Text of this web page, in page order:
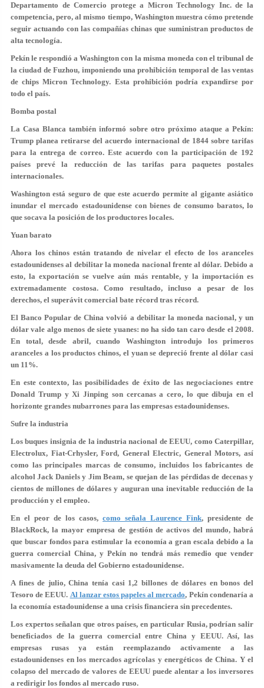
Departamento de Comercio protege a Micron Technology Inc. de la
competencia, pero, al mismo tiempo, Washington muestra cómo pretende
seguir actuando con las compañías chinas que suministran productos de
alta tecnología.
Pekín le respondió a Washington con la misma moneda con el tribunal de
la ciudad de Fuzhou, imponiendo una prohibición temporal de las ventas
de chips Micron Technology. Esta prohibición podría expandirse por
todo el país.
Bomba postal
La Casa Blanca también informó sobre otro próximo ataque a Pekín:
Trump planea retirarse del acuerdo internacional de 1844 sobre tarifas
para la entrega de correo. Este acuerdo con la participación de 192
países prevé la reducción de las tarifas para paquetes postales
internacionales.
Washington está seguro de que este acuerdo permite al gigante asiático
inundar el mercado estadounidense con bienes de consumo baratos, lo
que socava la posición de los productores locales.
Yuan barato
Ahora los chinos están tratando de nivelar el efecto de los aranceles
estadounidenses al debilitar la moneda nacional frente al dólar. Debido a
esto, la exportación se vuelve aún más rentable, y la importación es
extremadamente costosa. Como resultado, incluso a pesar de los
derechos, el superávit comercial bate récord tras récord.
El Banco Popular de China volvió a debilitar la moneda nacional, y un
dólar vale algo menos de siete yuanes: no ha sido tan caro desde el 2008.
En total, desde abril, cuando Washington introdujo los primeros
aranceles a los productos chinos, el yuan se depreció frente al dólar casi
un 11%.
En este contexto, las posibilidades de éxito de las negociaciones entre
Donald Trump y Xi Jinping son cercanas a cero, lo que dibuja en el
horizonte grandes nubarrones para las empresas estadounidenses.
Sufre la industria
Los buques insignia de la industria nacional de EEUU, como Caterpillar,
Electrolux, Fiat-Crhysler, Ford, General Electric, General Motors, así
como las principales marcas de consumo, incluidos los fabricantes de
alcohol Jack Daniels y Jim Beam, se quejan de las pérdidas de decenas y
cientos de millones de dólares y auguran una inevitable reducción de la
producción y el empleo.
En el peor de los casos, como señala Laurence Fink, presidente de
BlackRock, la mayor empresa de gestión de activos del mundo, habrá
que buscar fondos para estimular la economía a gran escala debido a la
guerra comercial China, y Pekín no tendrá más remedio que vender
masivamente la deuda del Gobierno estadounidense.
A fines de julio, China tenía casi 1,2 billones de dólares en bonos del
Tesoro de EEUU. Al lanzar estos papeles al mercado, Pekín condenaría a
la economía estadounidense a una crisis financiera sin precedentes.
Los expertos señalan que otros países, en particular Rusia, podrían salir
beneficiados de la guerra comercial entre China y EEUU. Así, las
empresas rusas ya están reemplazando activamente a las
estadounidenses en los mercados agrícolas y energéticos de China. Y el
colapso del mercado de valores de EEUU puede alentar a los inversores
a redirigir los fondos al mercado ruso.